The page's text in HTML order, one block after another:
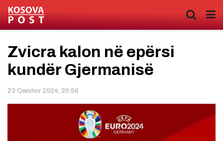
Zvicra kalon në epërsi
kundër Gjermanisë
23 Qershor 2024, 20:56